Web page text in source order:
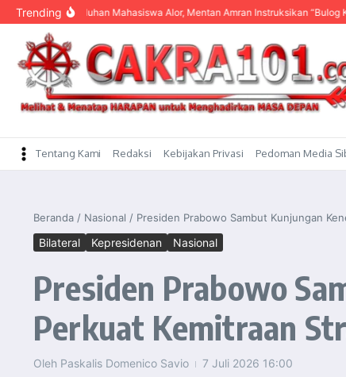
content
Trending
Keluhan Mahasiswa Alor, Mentan Amran Instruksikan “Bulog Kirim
Tentang Kami Redaksi Kebijakan Privasi Pedoman Media
Beranda / Nasional / Presiden Prabowo Sambut Kunjungan
Bilateral Kepresidenan Nasional
Presiden Prabowo
Perkuat Kemitraan
Oleh Paskalis Domenico Savio 7 Juli 2026 16:00